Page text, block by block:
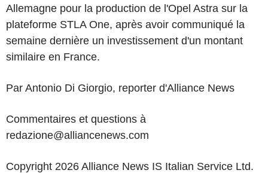
Allemagne pour la production de l'Opel Astra sur la
plateforme STLA One, après avoir communiqué la
semaine dernière un investissement d'un montant
similaire en France.
Par Antonio Di Giorgio, reporter d'Alliance News
Commentaires et questions à
redazione@alliancenews.com
Copyright 2026 Alliance News IS Italian Service Ltd.